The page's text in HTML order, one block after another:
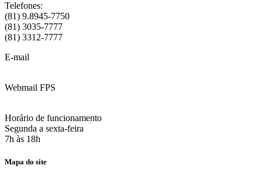
Telefones:
(81) 9.8945-7750
(81) 3035-7777
(81) 3312-7777
E-mail
Webmail FPS
Horário de funcionamento
Segunda a sexta-feira
7h às 18h
Mapa do site